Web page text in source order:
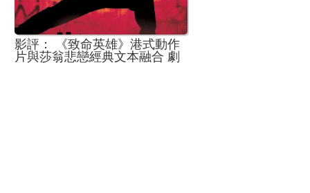
影評： 《致命英雄》港式動作
片與莎翁悲戀經典文本融合 劇